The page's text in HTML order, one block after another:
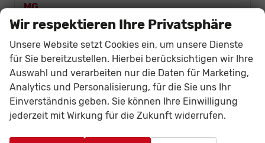
MG
Nissan
Opel
Renault
Seat
Skoda
Wir respektieren Ihre Privatsphäre
Unsere Website setzt Cookies ein, um unsere Dienste
für Sie bereitzustellen. Hierbei berücksichtigen wir Ihre
Auswahl und verarbeiten nur die Daten für Marketing,
Analytics und Personalisierung, für die Sie uns Ihr
Einverständnis geben. Sie können Ihre Einwilligung
jederzeit mit Wirkung für die Zukunft widerrufen.